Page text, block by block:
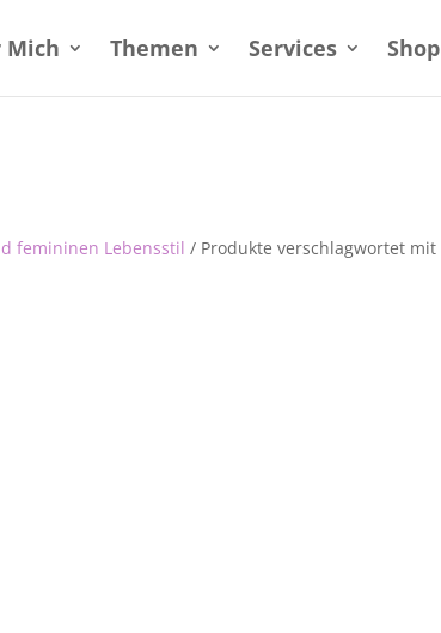
Mich Themen Services Shop
femininen Lebensstil / Produkte verschlagwortet mit